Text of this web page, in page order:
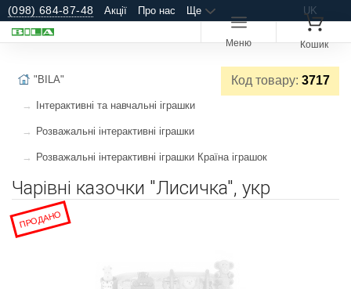
(098) 684-87-48 Акції Про нас Ще UK
Меню Кошик
Код товару: 3717
"BILA"
Інтерактивні та навчальні іграшки
Розважальні інтерактивні іграшки
Розважальні інтерактивні іграшки Країна іграшок
Чарівні казочки "Лисичка", укр
ПРОДАНО